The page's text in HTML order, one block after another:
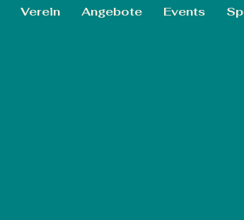
Verein Angebote Events